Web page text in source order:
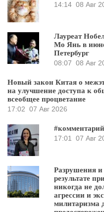
14:14 08 Авг
Лауреат
Мо Янь в
Петербург
08:07 08 Авг
Новый закон Китая о
на улучшение доступа к
всеобщее процветание
17:02 07 Авг 2026
17:01
07 Авг
Разрушения
результате
никогда не
агрессии и
милитаризма